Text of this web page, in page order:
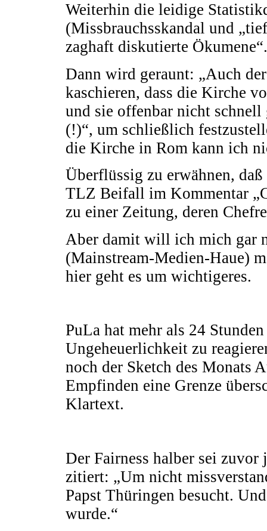
Weiterhin die leidige
(Missbrauchsskandal und
zaghaft diskutierte Ökumene“.
Dann wird geraunt: „Auch
kaschieren, dass die Kirche
und sie offenbar nicht
(!)“, um schließlich
die Kirche in Rom kann ich
Überflüssig zu erwähnen,
TLZ Beifall im Kommentar
zu einer Zeitung, deren
Aber damit will ich mich gar
(Mainstream-Medien-Haue)
hier geht es um wichtigeres.
PuLa hat mehr als 24
Ungeheuerlichkeit zu
noch der Sketch des Monats
Empfinden eine Grenze
Klartext.
Der Fairness halber sei zuvor
zitiert: „Um nicht
Papst Thüringen besucht.
wurde.“